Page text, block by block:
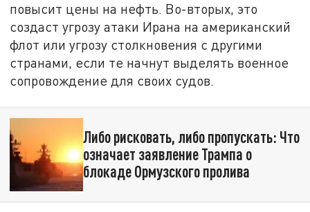
повысит цены на нефть. Во-вторых, это
создаст угрозу атаки Ирана на американский
флот или угрозу столкновения с другими
странами, если те начнут выделять военное
сопровождение для своих судов.
Либо рисковать, либо пропускать: Что
означает заявление Трампа о
блокаде Ормузского пролива